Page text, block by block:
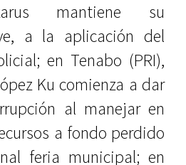
mantiene su
a la aplicación del
en Tenabo (PRI),
Ku comienza a dar
al manejar en
a fondo perdido
feria municipal; en